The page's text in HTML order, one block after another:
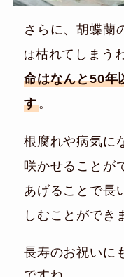
さらに、胡蝶蘭
は枯れてしまう
命はなんと50年
す。
根腐れや病気に
咲かせることが
あげることで長
しむことができ
長寿のお祝いに